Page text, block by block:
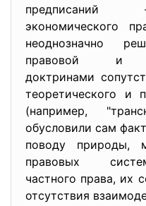
предписаний
экономического
неоднозначно
правовой и
доктринами
теоретического и
(например,
обусловили сам
поводу природы,
правовых
частного права, их
отсутствия